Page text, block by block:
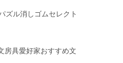
ズル消しゴムセレクト
房具愛好家おすすめ文